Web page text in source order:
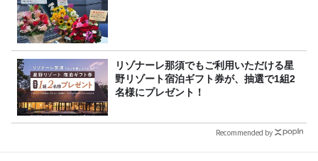
リゾナーレ那須でもご利用いただける星
野リゾート宿泊ギフト券が、抽選で1組2
名様にプレゼント！
Recommended by